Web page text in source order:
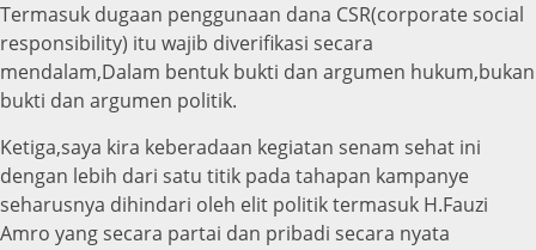
Termasuk dugaan penggunaan dana CSR(corporate social
responsibility) itu wajib diverifikasi secara
mendalam,Dalam bentuk bukti dan argumen hukum,bukan
bukti dan argumen politik.
Ketiga,saya kira keberadaan kegiatan senam sehat ini
dengan lebih dari satu titik pada tahapan kampanye
seharusnya dihindari oleh elit politik termasuk H.Fauzi
Amro yang secara partai dan pribadi secara nyata